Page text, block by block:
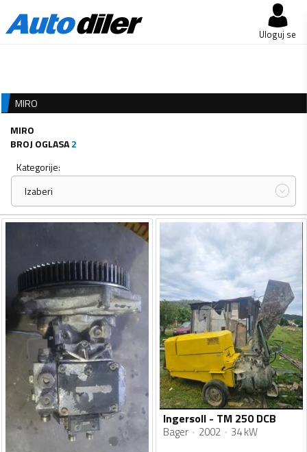
Uloguj se
MIRO
MIRO
BROJ OGLASA2
Kategorije:
Izaberi
Ingersoll - TM 250 DCB
Bager 2002 34 kW